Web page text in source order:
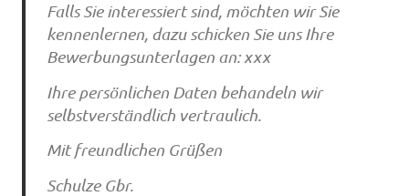
Falls Sie interessiert sind, möchten wir Sie
kennenlernen, dazu schicken Sie uns Ihre
Bewerbungsunterlagen an: xxx
Ihre persönlichen Daten behandeln wir
selbstverständlich vertraulich.
Mit freundlichen Grüßen
Schulze Gbr.